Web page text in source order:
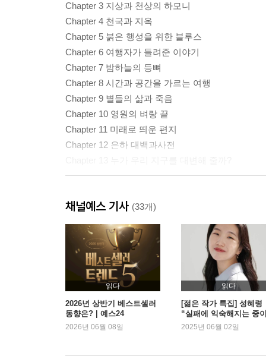
Chapter 3 지상과 천상의 하모니
Chapter 4 천국과 지옥
Chapter 5 붉은 행성을 위한 블루스
Chapter 6 여행자가 들려준 이야기
Chapter 7 밤하늘의 등뼈
Chapter 8 시간과 공간을 가르는 여행
Chapter 9 별들의 삶과 죽음
Chapter 10 영원의 벼랑 끝
Chapter 11 미래로 띄운 편지
Chapter 12 은하 대백과사전
부록 1
부록 2
참고 문헌
옮긴이 후기
찾아보기
PICTURE CREDITS
채널예스 기사 (33개)
읽다
2026년 상반기 베스트셀러
동향은? | 예스24
2026년 06월 08일
읽다
[젊은 작가 특집] 성혜령
“실패에 익숙해지는 중
요”
2025년 06월 02일